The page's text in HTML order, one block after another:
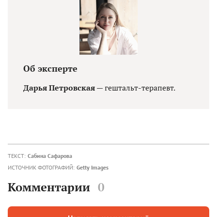
Об эксперте
Дарья Петровская— гештальт-терапевт.
ТЕКСТ: Сабина Сафарова
ИСТОЧНИК ФОТОГРАФИЙ: Getty Images
Комментарии 0